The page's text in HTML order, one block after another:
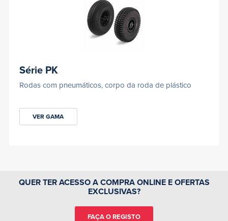
Série PK
Rodas com pneumáticos, corpo da roda de plástico
VER GAMA
QUER TER ACESSO A COMPRA ONLINE E OFERTAS
EXCLUSIVAS?
FAÇA O REGISTO